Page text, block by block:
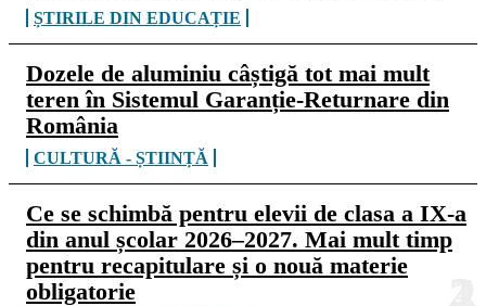
ȘTIRILE DIN EDUCAȚIE
Dozele de aluminiu câștigă tot mai mult
teren în Sistemul Garanție-Returnare din
România
CULTURĂ - ȘTIINȚĂ
Ce se schimbă pentru elevii de clasa a IX-a
din anul școlar 2026–2027. Mai mult timp
pentru recapitulare și o nouă materie
obligatorie